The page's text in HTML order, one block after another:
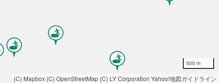
500 m
(C) Mapbox (C) OpenStreetMap (C) LY Corporation Yahoo!地図ガイドライン